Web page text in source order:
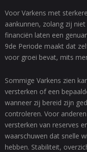
Voor Varkens met
aankunnen, zolang zij
financiën laten een
9de Periode maakt dat
voor groei bevat, mits
Sommige Varkens zien
versterken of een
wanneer zij bereid zijn
controleren. Voor
versterken van reserves
waarschuwen dat snelle
hebben. Stabiliteit,